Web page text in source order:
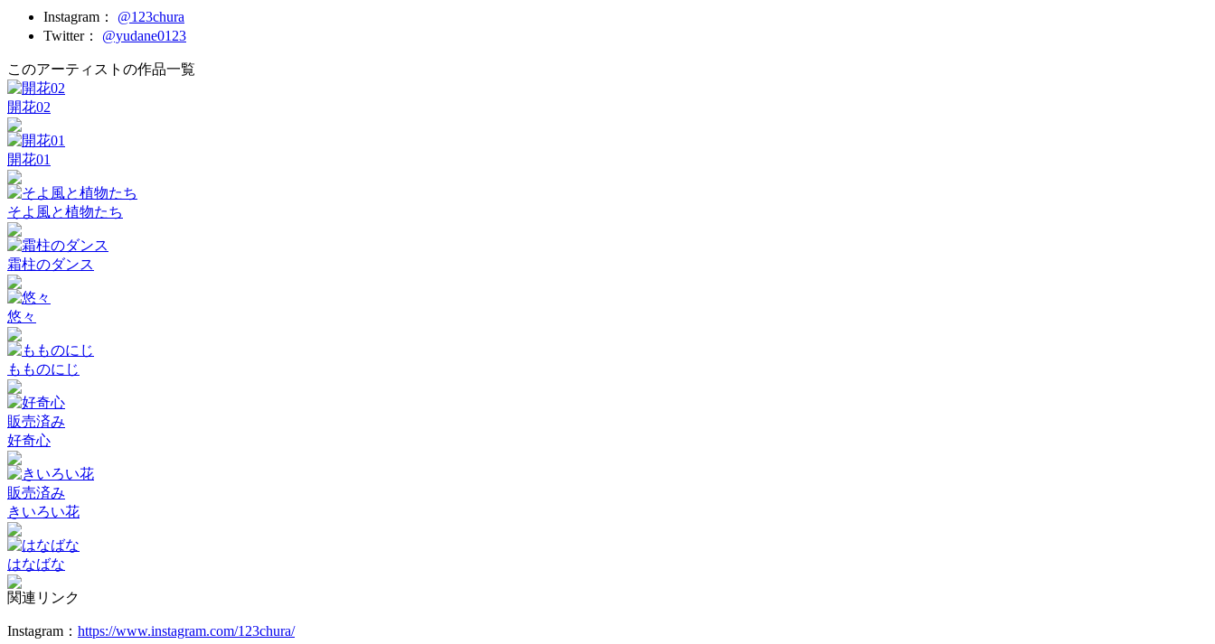
Instagram： @123chura
Twitter： @yudane0123
このアーティストの作品一覧
開花02
開花01
そよ風と植物たち
霜柱のダンス
悠々
もものにじ
販売済み
好奇心
販売済み
きいろい花
はなばな
関連リンク
Instagram： https://www.instagram.com/123chura/